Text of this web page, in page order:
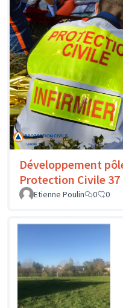
Développement
Protection Civile 37
Etienne Poulin
0 0